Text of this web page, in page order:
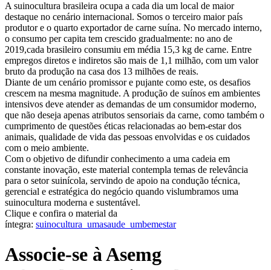
A suinocultura brasileira ocupa a cada dia um local de maior
destaque no cenário internacional. Somos o terceiro maior país
produtor e o quarto exportador de carne suína. No mercado interno,
o consumo per capita tem crescido gradualmente: no ano de
2019,cada brasileiro consumiu em média 15,3 kg de carne. Entre
empregos diretos e indiretos são mais de 1,1 milhão, com um valor
bruto da produção na casa dos 13 milhões de reais.
Diante de um cenário promissor e pujante como este, os desafios
crescem na mesma magnitude. A produção de suínos em ambientes
intensivos deve atender as demandas de um consumidor moderno,
que não deseja apenas atributos sensoriais da carne, como também o
cumprimento de questões éticas relacionadas ao bem-estar dos
animais, qualidade de vida das pessoas envolvidas e os cuidados
com o meio ambiente.
Com o objetivo de difundir conhecimento a uma cadeia em
constante inovação, este material contempla temas de relevância
para o setor suinícola, servindo de apoio na condução técnica,
gerencial e estratégica do negócio quando vislumbramos uma
suinocultura moderna e sustentável.
Clique e confira o material da
íntegra: suinocultura_umasaude_umbemestar
Associe-se à Asemg